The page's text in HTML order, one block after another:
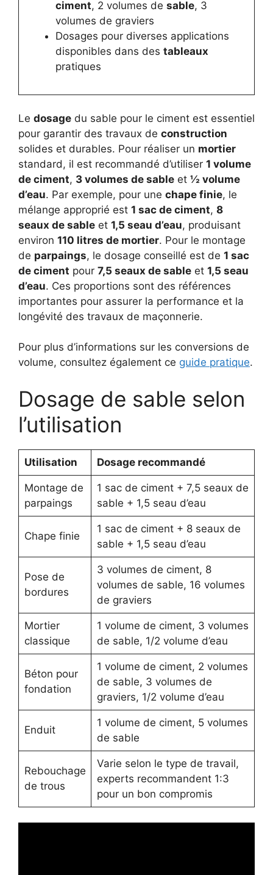
ciment, 2 volumes de sable, 3
volumes de graviers
Dosages pour diverses applications
disponibles dans des tableaux
pratiques
Le dosage du sable pour le ciment est essentiel
pour garantir des travaux de construction
solides et durables. Pour réaliser un mortier
standard, il est recommandé d’utiliser 1 volume
de ciment, 3 volumes de sable et ½ volume
d’eau. Par exemple, pour une chape finie, le
mélange approprié est 1 sac de ciment, 8
seaux de sable et 1,5 seau d’eau, produisant
environ 110 litres de mortier. Pour le montage
de parpaings, le dosage conseillé est de 1 sac
de ciment pour 7,5 seaux de sable et 1,5 seau
d’eau. Ces proportions sont des références
importantes pour assurer la performance et la
longévité des travaux de maçonnerie.
Pour plus d’informations sur les conversions de
volume, consultez également ce guide pratique.
Dosage de sable selon
l’utilisation
Utilisation Dosage recommandé
Montage de
parpaings
1 sac de ciment + 7,5 seaux de
sable + 1,5 seau d’eau
Chape finie
1 sac de ciment + 8 seaux de
sable + 1,5 seau d’eau
Pose de
bordures
3 volumes de ciment, 8
volumes de sable, 16 volumes
de graviers
Mortier
classique
1 volume de ciment, 3 volumes
de sable, 1/2 volume d’eau
Béton pour
fondation
1 volume de ciment, 2 volumes
de sable, 3 volumes de
graviers, 1/2 volume d’eau
Enduit
1 volume de ciment, 5 volumes
de sable
Rebouchage
de trous
Varie selon le type de travail,
experts recommandent 1:3
pour un bon compromis